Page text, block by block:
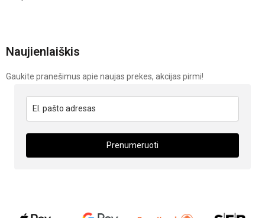
Naujienlaiškis
Gaukite pranešimus apie naujas prekes, akcijas pirmi!
Prenumeruoti